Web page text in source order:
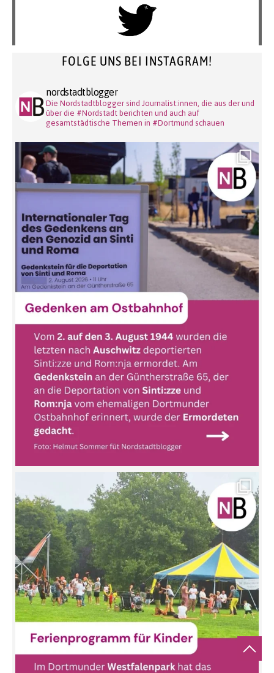
FOLGE UNS BEI INSTAGRAM!
nordstadtblogger
Die Nordstadtblogger sind Journalist:innen, die aus der und
über die #Nordstadt berichten und auch auf
gesamtstädtische Themen in #Dortmund schauen